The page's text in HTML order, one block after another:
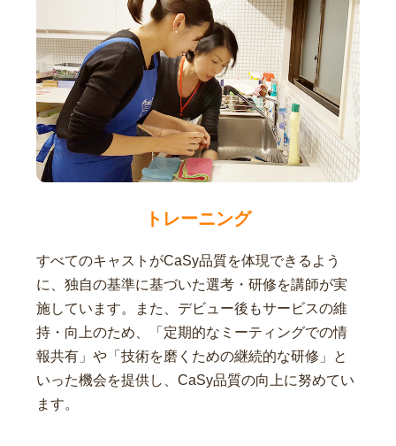
トレーニング
すべてのキャストがCaSy品質を体現できるよう
に、独自の基準に基づいた選考・研修を講師が実
施しています。また、デビュー後もサービスの維
持・向上のため、「定期的なミーティングでの情
報共有」や「技術を磨くための継続的な研修」と
いった機会を提供し、CaSy品質の向上に努めてい
ます。